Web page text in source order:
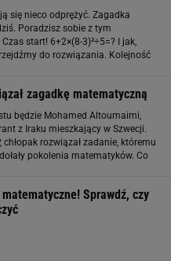
się nieco odprężyć. Zagadka
Poradzisz sobie z tym
start! 6+2×(8-3)²÷5=? I jak,
do rozwiązania. Kolejność
zagadkę matematyczną
będzie Mohamed Altoumaimi,
z Iraku mieszkający w Szwecji.
chłopak rozwiązał zadanie, któremu
pokolenia matematyków. Co
Sprawdź, czy